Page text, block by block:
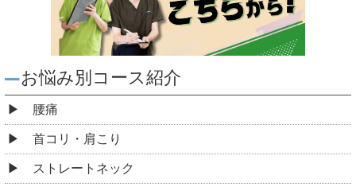
お悩み別コース紹介
腰痛
首コリ・肩こり
ストレートネック